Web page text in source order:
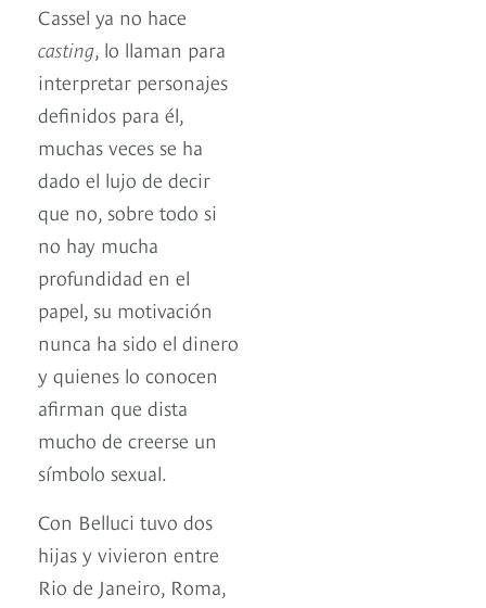
Cassel ya no hace
casting , lo llaman para
interpretar personajes
definidos para él,
muchas veces se ha
dado el lujo de decir
que no, sobre todo si
no hay mucha
profundidad en el
papel, su motivación
nunca ha sido el dinero
y quienes lo conocen
afirman que dista
mucho de creerse un
símbolo sexual.
Con Belluci tuvo dos
hijas y vivieron entre
Rio de Janeiro, Roma,